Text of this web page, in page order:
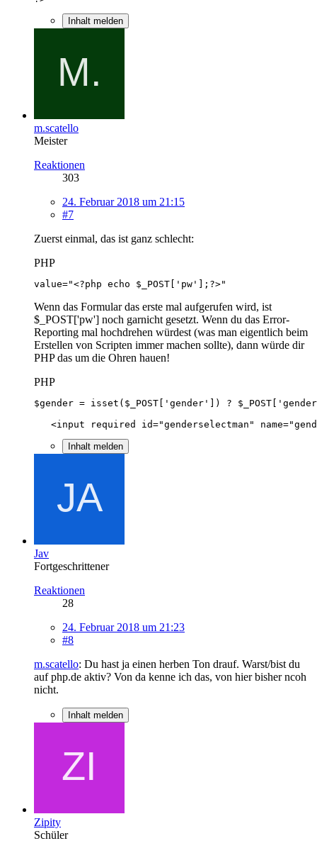
Inhalt melden
m.scatello
Meister
Reaktionen
303
24. Februar 2018 um 21:15
#7
Zuerst einmal, das ist ganz schlecht:
PHP
value="<?php echo $_POST['pw'];?>"
Wenn das Formular das erste mal aufgerufen wird, ist
$_POST['pw'] noch garnicht gesetzt. Wenn du das Error-
Reporting mal hochdrehen würdest (was man eigentlich beim
Erstellen von Scripten immer machen sollte), dann würde dir
PHP das um die Ohren hauen!
PHP
<input required id="genderselectman"
Inhalt melden
Jav
Fortgeschrittener
Reaktionen
28
24. Februar 2018 um 21:23
#8
m.scatello: Du hast ja einen herben Ton drauf. Warst/bist du
auf php.de aktiv? Von da kenne ich das, von hier bisher ncoh
nicht.
Inhalt melden
Zipity
Schüler